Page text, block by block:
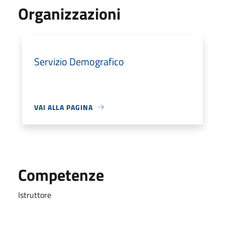
Organizzazioni
Servizio Demografico
VAI ALLA PAGINA
Competenze
Istruttore